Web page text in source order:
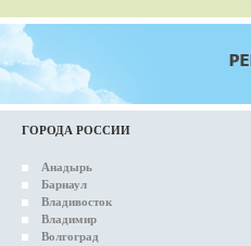
ГОРОДА РОССИИ
Анадырь
Барнаул
Владивосток
Владимир
Волгоград